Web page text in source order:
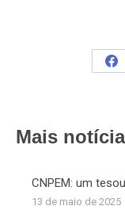
Mais
CNPEM: um
13 de maio de 2025